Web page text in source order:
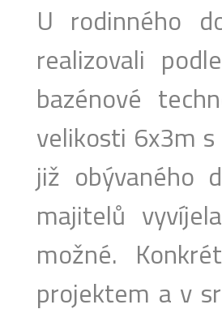
U rodinného
realizovali
bazénové
velikosti 6x3m
již obývaného
majitelů
možné.
projektem a v